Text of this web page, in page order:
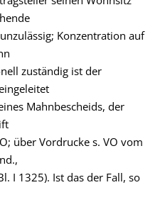
Konzentration auf
zuständig ist der
Mahnbescheids, der
über Vordrucke s. VO vom
I 1325). Ist das der Fall, so